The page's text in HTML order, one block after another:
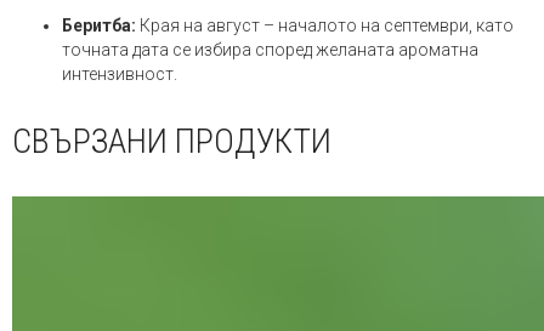
Беритба: Края на август – началото на септември, като
точната дата се избира според желаната ароматна
интензивност.
СВЪРЗАНИ ПРОДУКТИ